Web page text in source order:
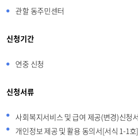
관할 동주민센터
신청기간
연중 신청
신청서류
사회복지서비스 및 급여 제공(변경)신청
개인정보 제공 및 활용 동의서[서식 1-1호]